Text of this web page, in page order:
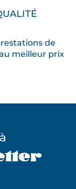
de
meilleur prix